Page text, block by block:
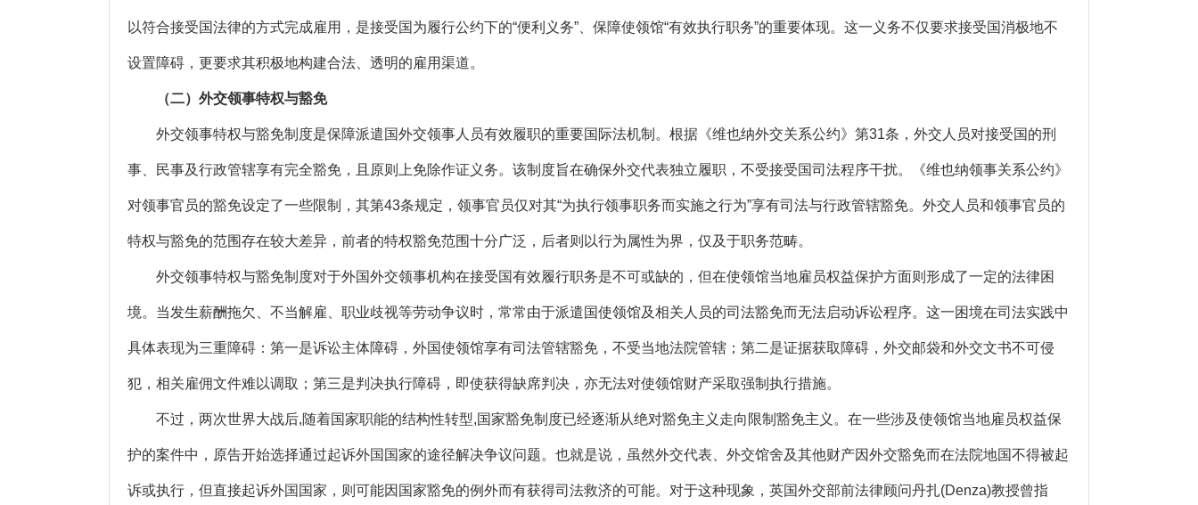
以符合接受国法律的方式完成雇用，是接受国为履行公约下的“便利义务”、保障使领馆“有效执行职务”的重要体现。这一义务不仅要求接受国消极地不
设置障碍，更要求其积极地构建合法、透明的雇用渠道。
（二）外交领事特权与豁免
外交领事特权与豁免制度是保障派遣国外交领事人员有效履职的重要国际法机制。根据《维也纳外交关系公约》第31条，外交人员对接受国的刑
事、民事及行政管辖享有完全豁免，且原则上免除作证义务。该制度旨在确保外交代表独立履职，不受接受国司法程序干扰。《维也纳领事关系公约》
对领事官员的豁免设定了一些限制，其第43条规定，领事官员仅对其“为执行领事职务而实施之行为”享有司法与行政管辖豁免。外交人员和领事官员的
特权与豁免的范围存在较大差异，前者的特权豁免范围十分广泛，后者则以行为属性为界，仅及于职务范畴。
外交领事特权与豁免制度对于外国外交领事机构在接受国有效履行职务是不可或缺的，但在使领馆当地雇员权益保护方面则形成了一定的法律困
境。当发生薪酬拖欠、不当解雇、职业歧视等劳动争议时，常常由于派遣国使领馆及相关人员的司法豁免而无法启动诉讼程序。这一困境在司法实践中
具体表现为三重障碍：第一是诉讼主体障碍，外国使领馆享有司法管辖豁免，不受当地法院管辖；第二是证据获取障碍，外交邮袋和外交文书不可侵
犯，相关雇佣文件难以调取；第三是判决执行障碍，即使获得缺席判决，亦无法对使领馆财产采取强制执行措施。
不过，两次世界大战后,随着国家职能的结构性转型,国家豁免制度已经逐渐从绝对豁免主义走向限制豁免主义。在一些涉及使领馆当地雇员权益保
护的案件中，原告开始选择通过起诉外国国家的途径解决争议问题。也就是说，虽然外交代表、外交馆舍及其他财产因外交豁免而在法院地国不得被起
诉或执行，但直接起诉外国国家，则可能因国家豁免的例外而有获得司法救济的可能。对于这种现象，英国外交部前法律顾问丹扎(Denza)教授曾指